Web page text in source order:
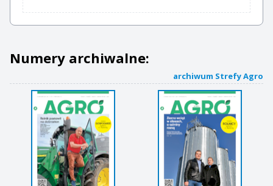
Numery archiwalne:
archiwum Strefy Agro